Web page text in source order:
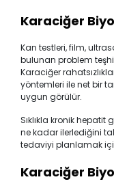
Karaciğer
Kan testleri, film,
bulunan problem
Karaciğer
yöntemleri ile net bir
uygun görülür.
Sıklıkla kronik hepatit
ne kadar ilerlediğini
tedaviyi planlamak
Karaciğer